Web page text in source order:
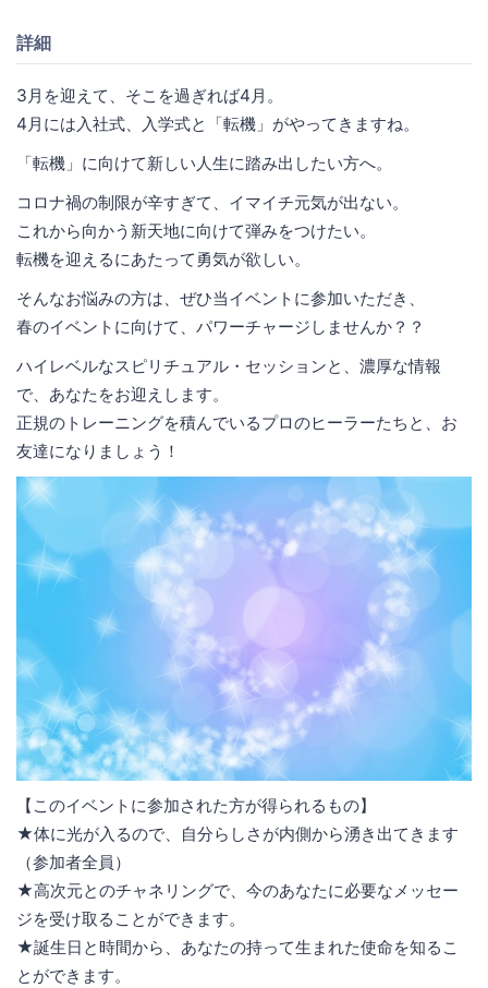
詳細
3月を迎えて、そこを過ぎれば4月。
4月には入社式、入学式と「転機」がやってきますね。
「転機」に向けて新しい人生に踏み出したい方へ。
コロナ禍の制限が辛すぎて、イマイチ元気が出ない。
これから向かう新天地に向けて弾みをつけたい。
転機を迎えるにあたって勇気が欲しい。
そんなお悩みの方は、ぜひ当イベントに参加いただき、
春のイベントに向けて、パワーチャージしませんか？？
ハイレベルなスピリチュアル・セッションと、濃厚な情報
で、あなたをお迎えします。
正規のトレーニングを積んでいるプロのヒーラーたちと、お
友達になりましょう！
【このイベントに参加された方が得られるもの】
★体に光が入るので、自分らしさが内側から湧き出てきます
（参加者全員）
★高次元とのチャネリングで、今のあなたに必要なメッセー
ジを受け取ることができます。
★誕生日と時間から、あなたの持って生まれた使命を知るこ
とができます。